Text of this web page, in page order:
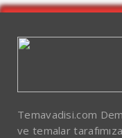
Temavadisi.com
ve temalar